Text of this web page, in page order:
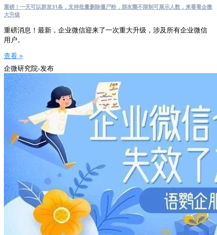
重磅！一天可以群发31条，支持批量删除僵尸粉，朋友圈不限制可展示人数，来看看企微
大升级
重磅消息！最新，企业微信迎来了一次重大升级，涉及所有企业微信
用户。
查看 »
企微研究院-发布